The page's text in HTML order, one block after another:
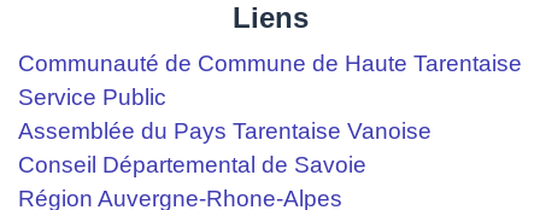
Liens
Communauté de Commune de Haute Tarentaise
Service Public
Assemblée du Pays Tarentaise Vanoise
Conseil Départemental de Savoie
Région Auvergne-Rhone-Alpes